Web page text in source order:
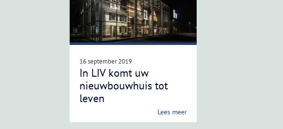
16 september 2019
In LIV komt uw
nieuwbouwhuis tot
leven
Lees meer